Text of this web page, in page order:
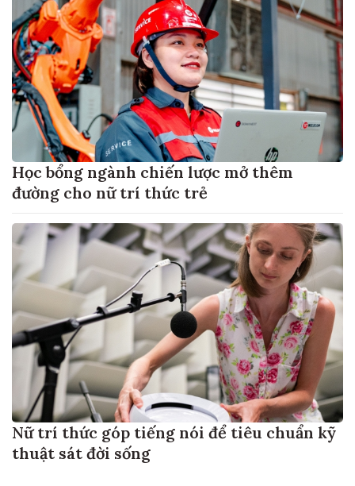
Học bổng ngành chiến lược mở thêm
đường cho nữ trí thức trẻ
Nữ trí thức góp tiếng nói để tiêu chuẩn kỹ
thuật sát đời sống